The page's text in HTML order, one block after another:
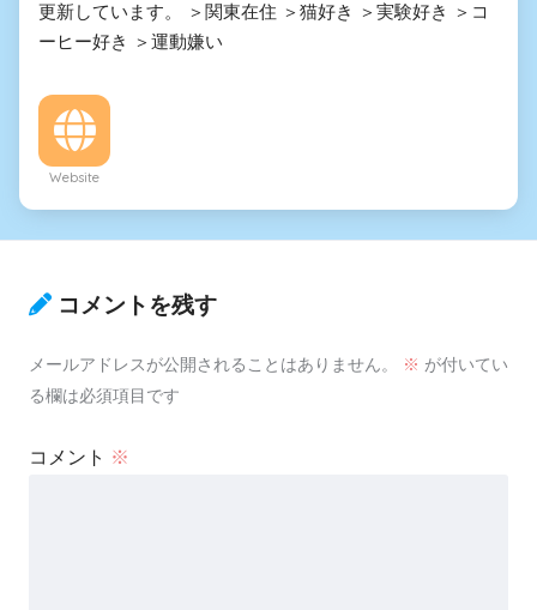
更新しています。 ＞関東在住 ＞猫好き ＞実験好き ＞コ
ーヒー好き ＞運動嫌い
Website
コメントを残す
メールアドレスが公開されることはありません。 ※ が付いてい
る欄は必須項目です
コメント ※